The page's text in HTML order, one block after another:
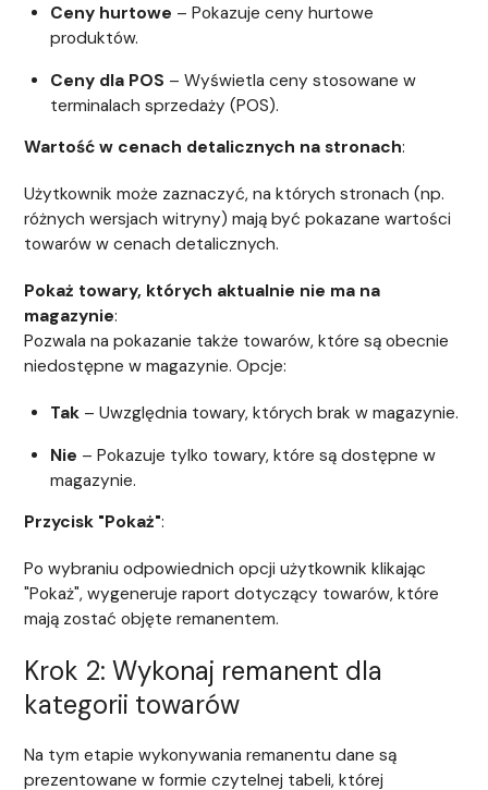
Ceny hurtowe – Pokazuje ceny hurtowe
produktów.
Ceny dla POS – Wyświetla ceny stosowane w
terminalach sprzedaży (POS).
Wartość w cenach detalicznych na stronach:
Użytkownik może zaznaczyć, na których stronach (np.
różnych wersjach witryny) mają być pokazane wartości
towarów w cenach detalicznych.
Pokaż towary, których aktualnie nie ma na
magazynie:
Pozwala na pokazanie także towarów, które są obecnie
niedostępne w magazynie. Opcje:
Tak– Uwzględnia towary, których brak w magazynie.
Nie – Pokazuje tylko towary, które są dostępne w
magazynie.
Przycisk "Pokaż":
Po wybraniu odpowiednich opcji użytkownik klikając
"Pokaż", wygeneruje raport dotyczący towarów, które
mają zostać objęte remanentem.
Krok 2: Wykonaj remanent dla
kategorii towarów
Na tym etapie wykonywania remanentu dane są
prezentowane w formie czytelnej tabeli, której